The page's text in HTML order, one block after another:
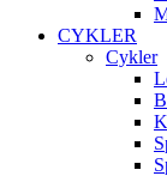
CYKLER
Cykler